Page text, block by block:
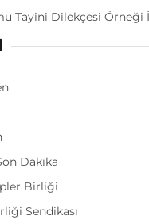
Tayini Dilekçesi Örneği
Dakika
Birliği
Sendikası